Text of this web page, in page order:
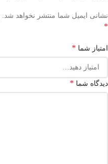
نشانی ایمیل شما منتشر نخواهد شد.
*
امتیاز شما *
دیدگاه شما *